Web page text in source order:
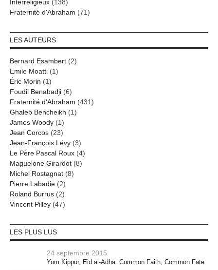
Interreligieux (138)
Fraternité d'Abraham (71)
LES AUTEURS
Bernard Esambert (2)
Emile Moatti (1)
Éric Morin (1)
Foudil Benabadji (6)
Fraternité d'Abraham (431)
Ghaleb Bencheikh (1)
James Woody (1)
Jean Corcos (23)
Jean-François Lévy (3)
Le Père Pascal Roux (4)
Maguelone Girardot (8)
Michel Rostagnat (8)
Pierre Labadie (2)
Roland Burrus (2)
Vincent Pilley (47)
LES PLUS LUS
24 septembre 2015
Yom Kippur, Eid al-Adha: Common Faith, Common Fate